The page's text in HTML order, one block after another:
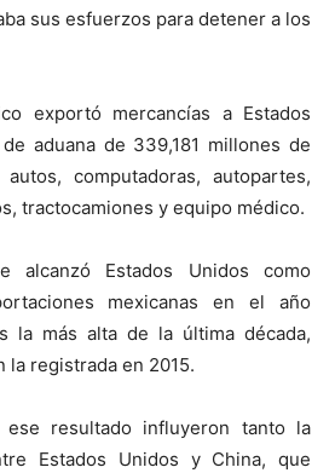
sus esfuerzos para detener a los
exportó mercancías a Estados
aduana de 339,181 millones de
computadoras, autopartes,
tractocamiones y equipo médico.
alcanzó Estados Unidos como
mexicanas en el año
la más alta de la última década,
la registrada en 2015.
resultado influyeron tanto la
Estados Unidos y China, que